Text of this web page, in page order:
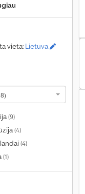
vieta: Lietuva
(9)
(4)
(4)
(1)